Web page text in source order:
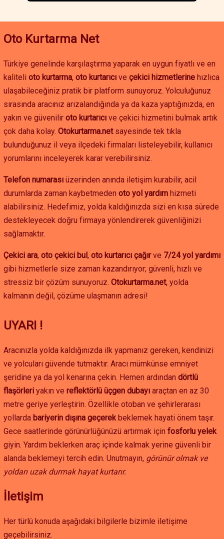
Oto Kurtarma Net
Türkiye genelinde karşılaştırma yaparak en uygun fiyatlı ve en
kaliteli oto kurtarma, oto kurtarıcı ve çekici hizmetlerine hızlıca
ulaşabileceğiniz pratik bir platform sunuyoruz. Yolculuğunuz
sırasında aracınız arızalandığında ya da kaza yaptığınızda, en
yakın ve güvenilir oto kurtarıcı ve çekici hizmetini bulmak artık
çok daha kolay. Otokurtarma.netsayesinde tek tıkla
bulunduğunuz il veya ilçedeki firmaları listeleyebilir, kullanıcı
yorumlarını inceleyerek karar verebilirsiniz.
Telefon numarası üzerinden anında iletişim kurabilir, acil
durumlarda zaman kaybetmeden oto yol yardım hizmeti
alabilirsiniz. Hedefimiz, yolda kaldığınızda sizi en kısa sürede
destekleyecek doğru firmaya yönlendirerek güvenliğinizi
sağlamaktır.
Çekici ara, oto çekici bul, oto kurtarıcı çağırve 7/24 yol yardımı
gibi hizmetlerle size zaman kazandırıyor; güvenli, hızlı ve
stressiz bir çözüm sunuyoruz. Otokurtarma.net, yolda
kalmanın değil, çözüme ulaşmanın adresi!
UYARI !
Aracınızla yolda kaldığınızda ilk yapmanız gereken, kendinizi
ve yolcuları güvende tutmaktır. Aracı mümkünse emniyet
şeridine ya da yol kenarına çekin. Hemen ardından dörtlü
flaşörleri yakın ve reflektörlü üçgen dubayı araçtan en az 30
metre geriye yerleştirin. Özellikle otoban ve şehirlerarası
yollarda bariyerin dışına geçerek beklemek hayati önem taşır.
Gece saatlerinde görünürlüğünüzü artırmak için fosforlu yelek
giyin. Yardım beklerken araç içinde kalmak yerine güvenli bir
alanda beklemeyi tercih edin. Unutmayın, görünür olmak ve
yoldan uzak durmak hayat kurtarır.
İletişim
Her türlü konuda aşağıdaki bilgilerle bizimle iletişime
geçebilirsiniz.